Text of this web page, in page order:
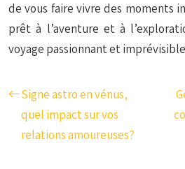
de vous faire vivre des moments
prêt à l’aventure et à
voyage passionnant et
Signe astro en vénus,
quel impact sur vos
relations amoureuses?